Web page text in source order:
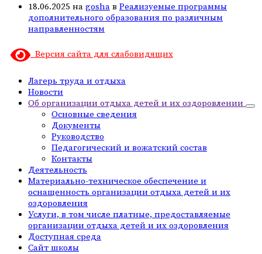
18.06.2025 на gosha в Реализуемые программы
дополнительного образования по различным
направленностям
Версия сайта для слабовидящих
Лагерь труда и отдыха
Новости
Об организации отдыха детей и их оздоровлении
Основные сведения
Документы
Руководство
Педагогический и вожатский состав
Контакты
Деятельность
Материально-техническое обеспечение и
оснащенность организации отдыха детей и их
оздоровления
Услуги, в том числе платные, предоставляемые
организации отдыха детей и их оздоровления
Доступная среда
Сайт школы